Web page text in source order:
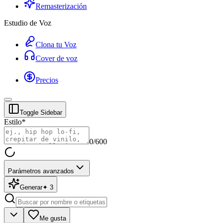
Remasterización
Estudio de Voz
Clona tu Voz
Cover de voz
Precios
Toggle Sidebar
Estilo*
0/600
Parámetros avanzados
Generar✦ 3
Me gusta